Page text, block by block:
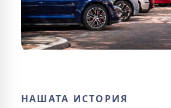
НАШАТА ИСТОРИЯ